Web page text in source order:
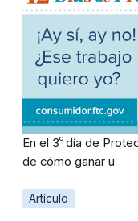
En el 3º día de
de cómo ganar u
Artículo